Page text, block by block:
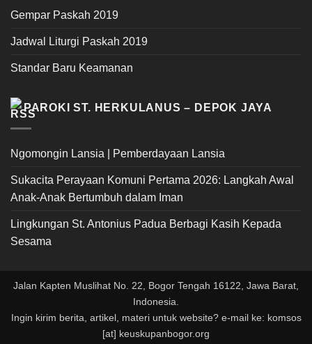
Gempar Paskah 2019
Jadwal Liturgi Paskah 2019
Standar Baru Keamanan
PAROKI ST. HERKULANUS – DEPOK JAYA
Ngomongin Lansia | Pemberdayaan Lansia
Sukacita Perayaan Komuni Pertama 2026: Langkah Awal
Anak-Anak Bertumbuh dalam Iman
Lingkungan St. Antonius Padua Berbagi Kasih Kepada
Sesama
Jalan Kapten Muslihat No. 22, Bogor Tengah 16122, Jawa Barat,
Indonesia.
Ingin kirim berita, artikel, materi untuk website? e-mail ke: komsos
[at] keuskupanbogor.org